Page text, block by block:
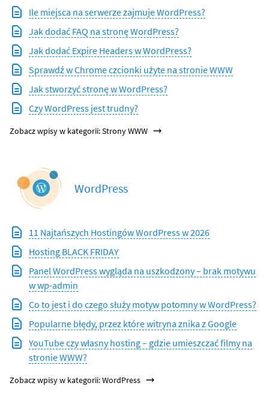
Ile miejsca na serwerze zajmuje WordPress?
Jak dodać FAQ na stronę WordPress?
Jak dodać Expire Headers w WordPress?
Sprawdź w Chrome czcionki użyte na stronie WWW
Jak stworzyć stronę w WordPress?
Czy WordPress jest trudny?
Zobacz wpisy w kategorii: Strony WWW
WordPress
11 Najtańszych Hostingów WordPress w 2026
Hosting BLACK FRIDAY
Panel WordPress wygląda na uszkodzony – brak motywu
w wp-admin
Co to jest i do czego służy motyw potomny w WordPress?
Popularne błędy, przez które witryna znika z Google
YouTube czy własny hosting – gdzie umieszczać filmy na
stronie WWW?
Zobacz wpisy w kategorii: WordPress